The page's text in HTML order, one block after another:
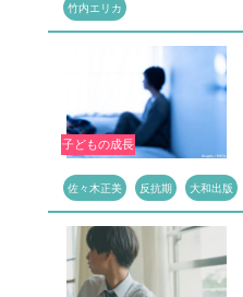
竹内エリカ
子どもの成長
佐々木正美 反抗期 大和出版